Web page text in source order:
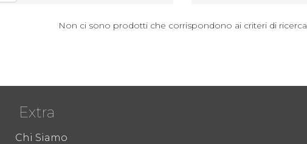
Non ci sono prodotti che corrispondono ai criteri di ricerca
Extra
Chi Siamo